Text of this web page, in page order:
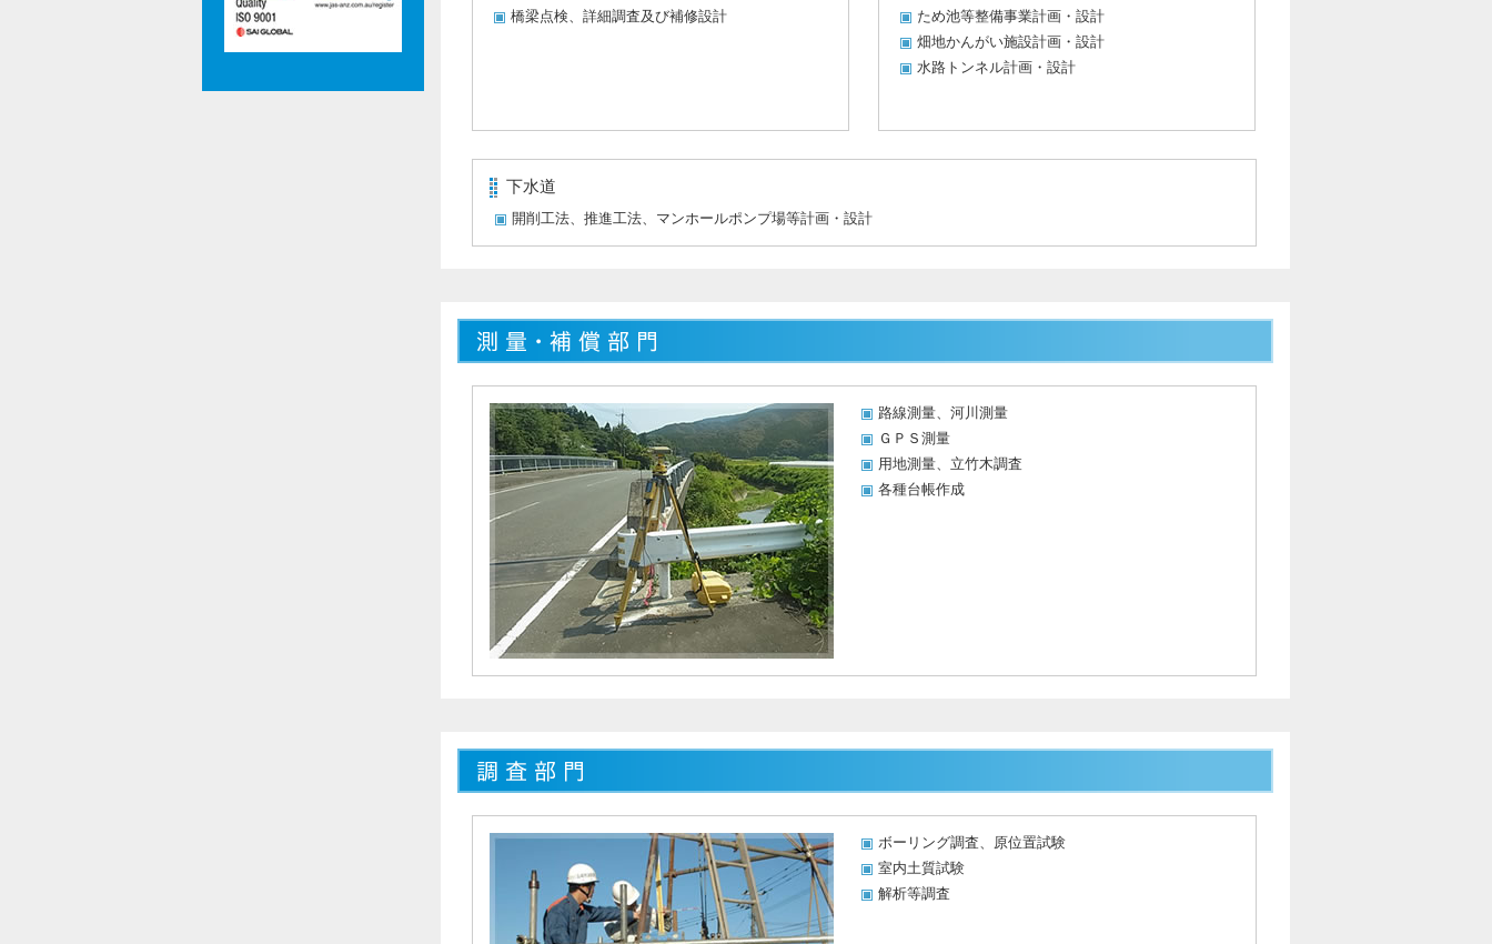
橋梁点検、詳細調査及び補修設計
ため池等整備事業計画・設計
畑地かんがい施設計画・設計
水路トンネル計画・設計
下水道
開削工法、推進工法、マンホールポンプ場等計画・設計
路線測量、河川測量
ＧＰＳ測量
用地測量、立竹木調査
各種台帳作成
ボーリング調査、原位置試験
室内土質試験
解析等調査